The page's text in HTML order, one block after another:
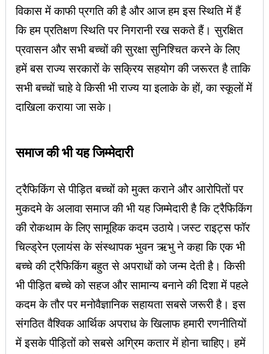
विकास में काफी प्रगति की है और आज हम इस स्थिति में हैं
कि हम प्रतिक्षण स्थिति पर निगरानी रख सकते हैं। सुरक्षित
प्रवासन और सभी बच्चों की सुरक्षा सुनिश्चित करने के लिए
हमें बस राज्य सरकारों के सक्रिय सहयोग की जरूरत है ताकि
सभी बच्चों चाहे वे किसी भी राज्य या इलाके के हों, का स्कूलों में
दाखिला कराया जा सके।
समाज की भी यह जिम्मेदारी
ट्रैफिकिंग से पीड़ित बच्चों को मुक्त कराने और आरोपितों पर
मुकदमे के अलावा समाज की भी यह जिम्मेदारी है कि ट्रैफिकिंग
की रोकथाम के लिए सामूहिक कदम उठाये।जस्ट राइट्स फॉर
चिल्ड्रेन एलायंस के संस्थापक भुवन ऋभु ने कहा कि एक भी
बच्चे की ट्रैफिकिंग बहुत से अपराधों को जन्म देती है। किसी
भी पीड़ित बच्चे को सहज और सामान्य बनाने की दिशा में पहले
कदम के तौर पर मनोवैज्ञानिक सहायता सबसे जरूरी है। इस
संगठित वैश्विक आर्थिक अपराध के खिलाफ हमारी रणनीतियों
में इसके पीड़ितों को सबसे अग्रिम कतार में होना चाहिए। हमें